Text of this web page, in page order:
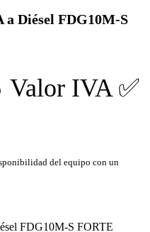
a Diésel FDG10M-S
Valor IVA ✅
del equipo con un
FDG10M-S FORTE